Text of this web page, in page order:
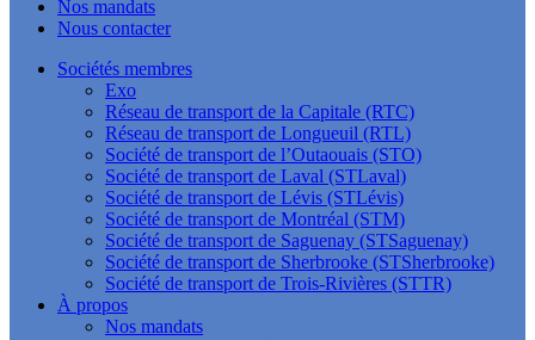
Nos mandats
Nous contacter
Sociétés membres
Exo
Réseau de transport de la Capitale (RTC)
Réseau de transport de Longueuil (RTL)
Société de transport de l’Outaouais (STO)
Société de transport de Laval (STLaval)
Société de transport de Lévis (STLévis)
Société de transport de Montréal (STM)
Société de transport de Saguenay (STSaguenay)
Société de transport de Sherbrooke (STSherbrooke)
Société de transport de Trois-Rivières (STTR)
À propos
Nos mandats